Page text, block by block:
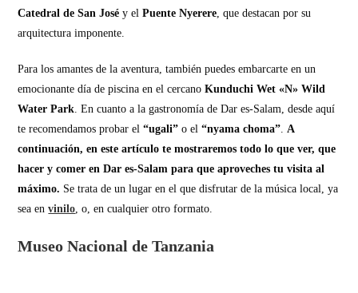
Catedral de San José y elPuente Nyerere, que destacan por su
arquitectura imponente.
Para los amantes de la aventura, también puedes embarcarte en un
emocionante día de piscina en el cercanoKunduchi Wet «N» Wild
Water Park. En cuanto a la gastronomía de Dar es-Salam, desde aquí
te recomendamos probar el“ugali” o el“nyama choma”.A
continuación, en este artículo te mostraremos todo lo que ver, que
hacer y comer en Dar es-Salam para que aproveches tu visita al
máximo. Se trata de un lugar en el que disfrutar de la música local, ya
sea envinilo, o, en cualquier otro formato.
Museo Nacional de Tanzania